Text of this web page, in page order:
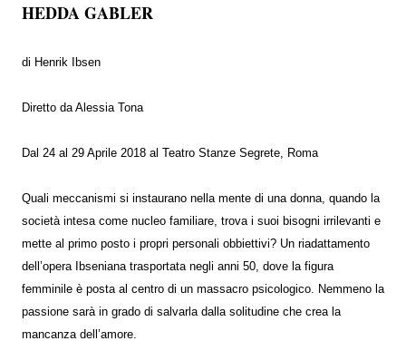
HEDDA GABLER
di Henrik Ibsen
Diretto da Alessia Tona
Dal 24 al 29 Aprile 2018 al Teatro Stanze Segrete, Roma
Quali meccanismi si instaurano nella mente di una donna, quando la
società intesa come nucleo familiare, trova i suoi bisogni irrilevanti e
mette al primo posto i propri personali obbiettivi? Un riadattamento
dell’opera Ibseniana trasportata negli anni 50, dove la figura
femminile è posta al centro di un massacro psicologico. Nemmeno la
passione sarà in grado di salvarla dalla solitudine che crea la
mancanza dell’amore.